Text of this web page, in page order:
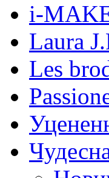
i-
Laura
Les